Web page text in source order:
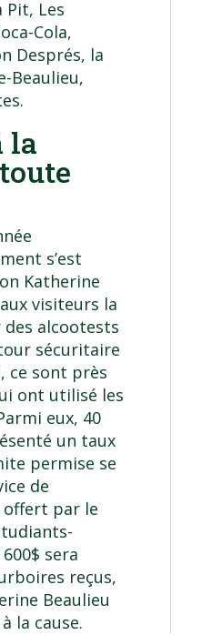
Pit, Les
Cola,
Després, la
Beaulieu,
la
s’est
Katherine
visiteurs la
alcootests
sécuritaire
ce sont près
ont utilisé les
eux, 40
un taux
permise se
de
offert par le
sera
reçus,
Beaulieu
la cause.